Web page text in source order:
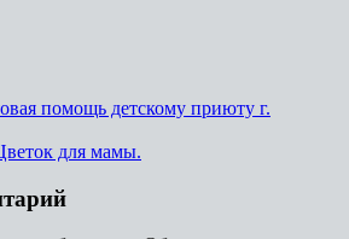
помощь детскому приюту г.
для мамы.